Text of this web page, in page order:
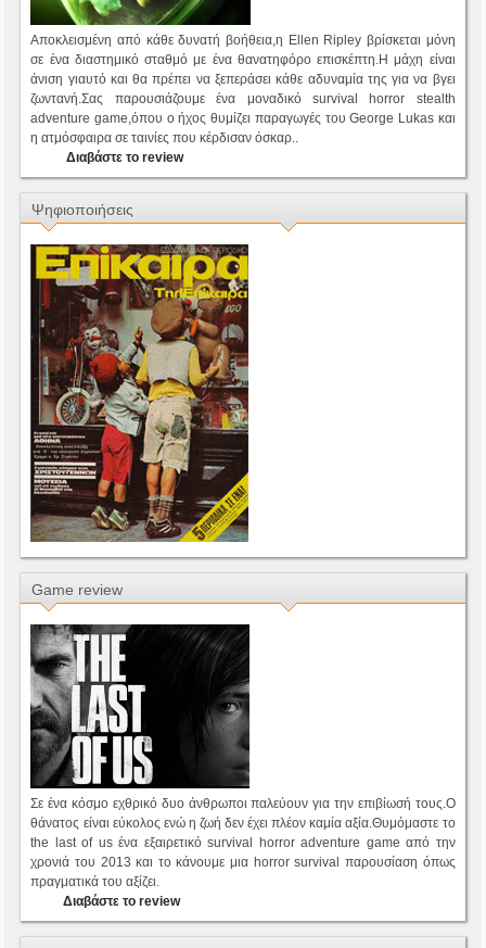
Αποκλεισμένη από κάθε δυνατή βοήθεια,η Ellen Ripley βρίσκεται μόνη
σε ένα διαστημικό σταθμό με ένα θανατηφόρο επισκέπτη.Η μάχη είναι
άνιση γιαυτό και θα πρέπει να ξεπεράσει κάθε αδυναμία της για να βγει
ζωντανή.Σας παρουσιάζουμε ένα μοναδικό survival horror stealth
adventure game,όπου ο ήχος θυμίζει παραγωγές του George Lukas και
η ατμόσφαιρα σε ταινίες που κέρδισαν όσκαρ..
Διαβάστε το review
Ψηφιοποιήσεις
Game review
Σε ένα κόσμο εχθρικό δυο άνθρωποι παλεύουν για την επιβίωσή τους.Ο
θάνατος είναι εύκολος ενώ η ζωή δεν έχει πλέον καμία αξία.Θυμόμαστε το
the last of us ένα εξαιρετικό survival horror adventure game από την
χρονιά του 2013 και το κάνουμε μια horror survival παρουσίαση όπως
πραγματικά του αξίζει.
Διαβάστε το review